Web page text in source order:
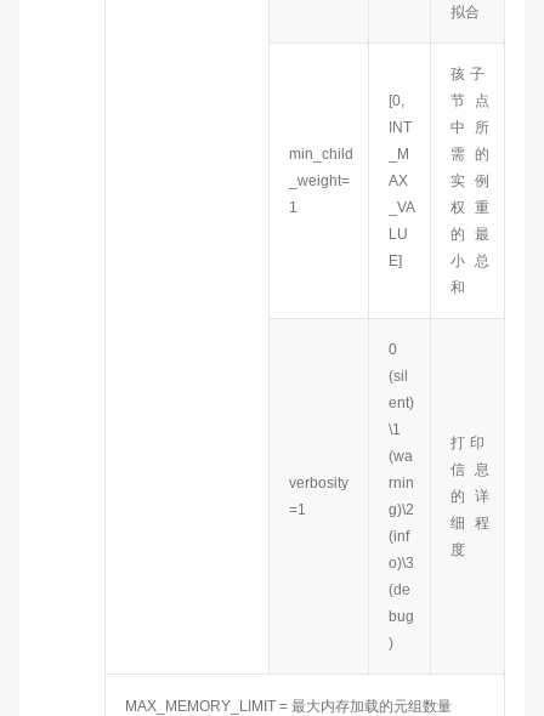
拟合
min_child
_weight=
1
[0,
INT
_M
AX
_VA
LU
E]
孩子
节点
中所
需的
实例
权重
的最
小总
和
verbosity
=1
0
(sil
ent)
\1
(wa
rnin
g)\2
(inf
o)\3
(de
bug
)
打印
信息
的详
细程
度
MAX_MEMORY_LIMIT = 最大内存加载的元组数量